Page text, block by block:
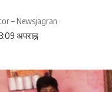
अपराह्न
– Newsjagran